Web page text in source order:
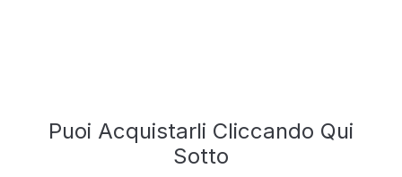
Puoi Acquistarli Cliccando Qui
Sotto